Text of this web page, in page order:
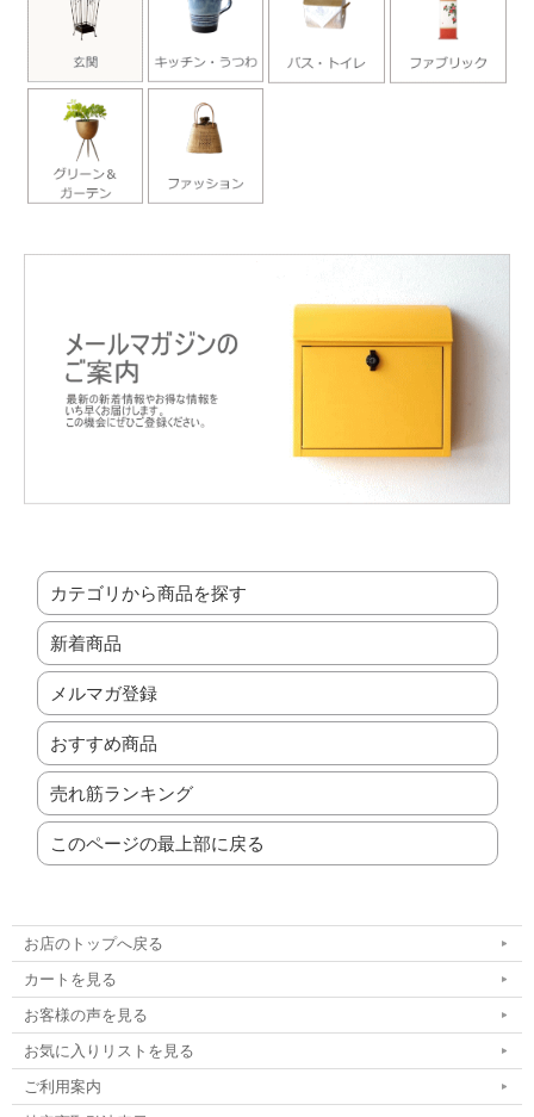
カテゴリから商品を探す
新着商品
メルマガ登録
おすすめ商品
売れ筋ランキング
このページの最上部に戻る
お店のトップへ戻る
カートを見る
お客様の声を見る
お気に入りリストを見る
ご利用案内